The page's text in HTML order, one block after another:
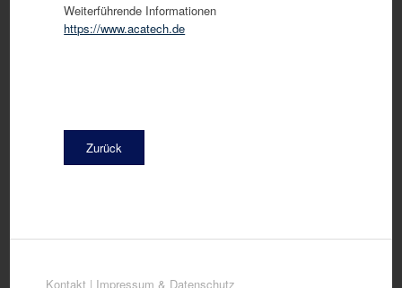
Weiterführende Informationen
https://www.acatech.de
Zurück
Kontakt | Impressum & Datenschutz